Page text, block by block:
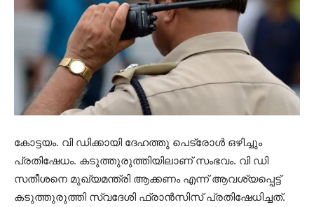
കോട്ടയം. വി ഡിക്കായി ദേഹത്തു പെട്രോൾ ഒഴിച്ചും
പ്രതിഷേധം. കടുത്തുരുത്തിയിലാണ് സംഭവം. വി ഡി
സതീശനെ മുഖ്യമന്ത്രി ആക്കണം എന്ന് ആവശ്യപ്പെട്ട്
കടുത്തുരുത്തി സ്വദേശി ഫ്രാൻസിസ് പ്രതിഷേധിച്ചത്.